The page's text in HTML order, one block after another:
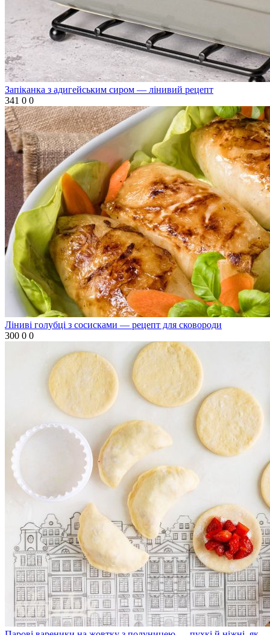
Запіканка з адигейським сиром — лінивий рецепт
341 0 0
Ліниві голубці з сосисками — рецепт для сковороди
300 0 0